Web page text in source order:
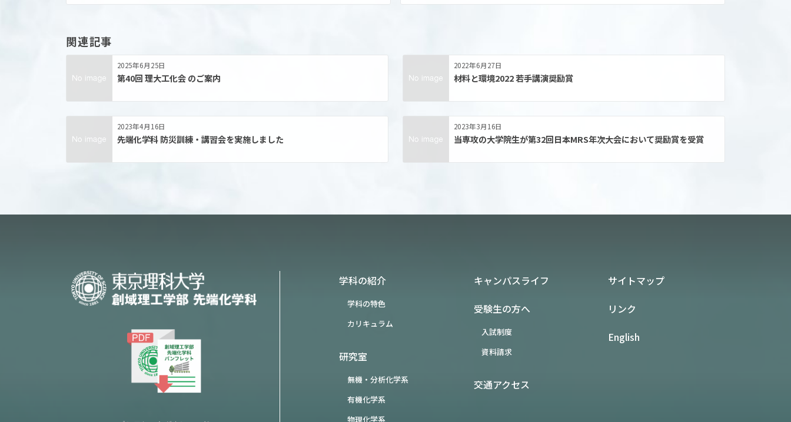
ゲ
ョ
ン
関連記事
2025年6月25日
第40回 理大工化会 のご案内
2022年6月27日
材料と環境2022 若手講演奨励賞
2023年4月16日
先端化学科 防災訓練・講習会を実施しました
2023年3月16日
当専攻の大学院生が第32回日本MRS年次大会において奨励賞を受賞
学科の紹介
学科の特色
カリキュラム
研究室
無機・分析化学系
有機化学系
物理化学系
キャンパスライフ
受験生の方へ
入試制度
資料請求
交通アクセス
サイトマップ
リンク
English